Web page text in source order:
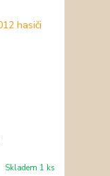
Skladem 1 ks